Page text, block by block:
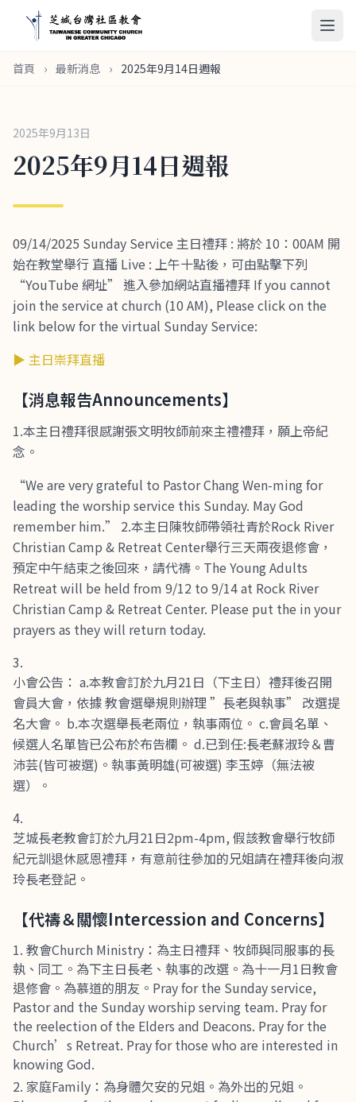
首頁 › 最新消息 › 2025年9月14日週報
2025年9月13日
2025年9月14日週報
09/14/2025 Sunday Service 主日禮拜 : 將於 10：00AM 開
始在教堂舉行 直播 Live : 上午十點後，可由點擊下列
“YouTube 網址” 進入參加網站直播禮拜 If you cannot
join the service at church (10 AM), Please click on the
link below for the virtual Sunday Service:
▶ 主日崇拜直播
【消息報告Announcements】
1.本主日禮拜很感謝張文明牧師前來主禮禮拜，願上帝紀
念。
“We are very grateful to Pastor Chang Wen-ming for
leading the worship service this Sunday. May God
remember him.” 2.本主日陳牧師帶領社青於Rock River
Christian Camp & Retreat Center舉行三天兩夜退修會，
預定中午結束之後回來，請代禱。The Young Adults
Retreat will be held from 9/12 to 9/14 at Rock River
Christian Camp & Retreat Center. Please put the in your
prayers as they will return today.
小會公告： a.本教會訂於九月21日（下主日）禮拜後召開
會員大會，依據 教會選舉規則辦理 ”長老與執事” 改選提
名大會。 b.本次選舉長老兩位，執事兩位。 c.會員名單、
候選人名單皆已公布於布告欄。 d.已到任:長老蘇淑玲＆曹
沛芸(皆可被選)。執事黃明雄(可被選) 李玉婷（無法被
選）。
芝城長老教會訂於九月21日2pm-4pm, 假該教會舉行牧師
紀元訓退休感恩禮拜，有意前往參加的兄姐請在禮拜後向淑
玲長老登記。
【代禱＆關懷Intercession and Concerns】
教會Church Ministry：為主日禮拜、牧師與同服事的長
執、同工。為下主日長老、執事的改選。為十一月1日教會
退修會。為慕道的朋友。Pray for the Sunday service,
Pastor and the Sunday worship serving team. Pray for
the reelection of the Elders and Deacons. Pray for the
Church’s Retreat. Pray for those who are interested in
knowing God.
家庭Family：為身體欠安的兄姐。為外出的兄姐。